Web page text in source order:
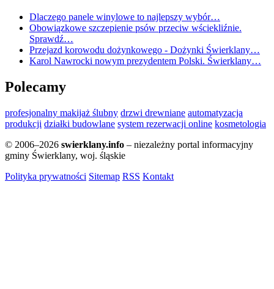
Dlaczego panele winylowe to najlepszy wybór…
Obowiązkowe szczepienie psów przeciw wściekliźnie.
Sprawdź…
Przejazd korowodu dożynkowego - Dożynki Świerklany…
Karol Nawrocki nowym prezydentem Polski. Świerklany…
Polecamy
profesjonalny makijaż ślubny drzwi drewniane automatyzacja
produkcji działki budowlane system rezerwacji online kosmetologia
© 2006–2026 swierklany.info – niezależny portal informacyjny
gminy Świerklany, woj. śląskie
Polityka prywatności Sitemap RSS Kontakt